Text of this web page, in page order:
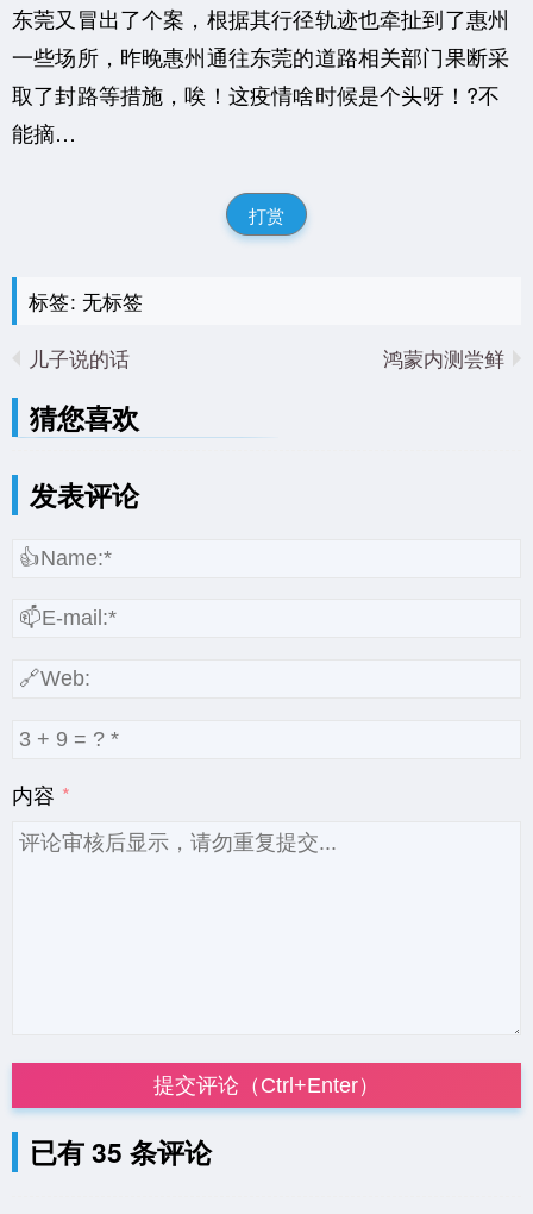
东莞又冒出了个案，根据其行径轨迹也牵扯到了惠州
一些场所，昨晚惠州通往东莞的道路相关部门果断采
取了封路等措施，唉！这疫情啥时候是个头呀！?不
能摘…
打赏
标签: 无标签
儿子说的话
鸿蒙内测尝鲜
猜您喜欢
发表评论
内容
提交评论（Ctrl+Enter）
已有 35 条评论